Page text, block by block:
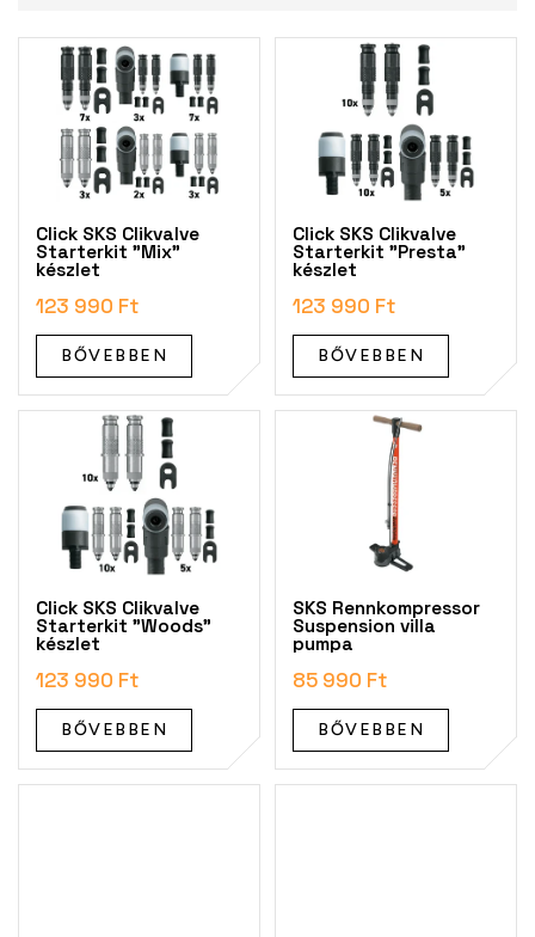
T
a
Click SKS Clikvalve
Starterkit "Mix"
készlet
123 990 Ft
BŐVEBBEN
Click SKS Clikvalve
Starterkit "Presta"
készlet
123 990 Ft
BŐVEBBEN
Click SKS Clikvalve
Starterkit "Woods"
készlet
123 990 Ft
BŐVEBBEN
SKS Rennkompressor
Suspension villa
pumpa
85 990 Ft
BŐVEBBEN